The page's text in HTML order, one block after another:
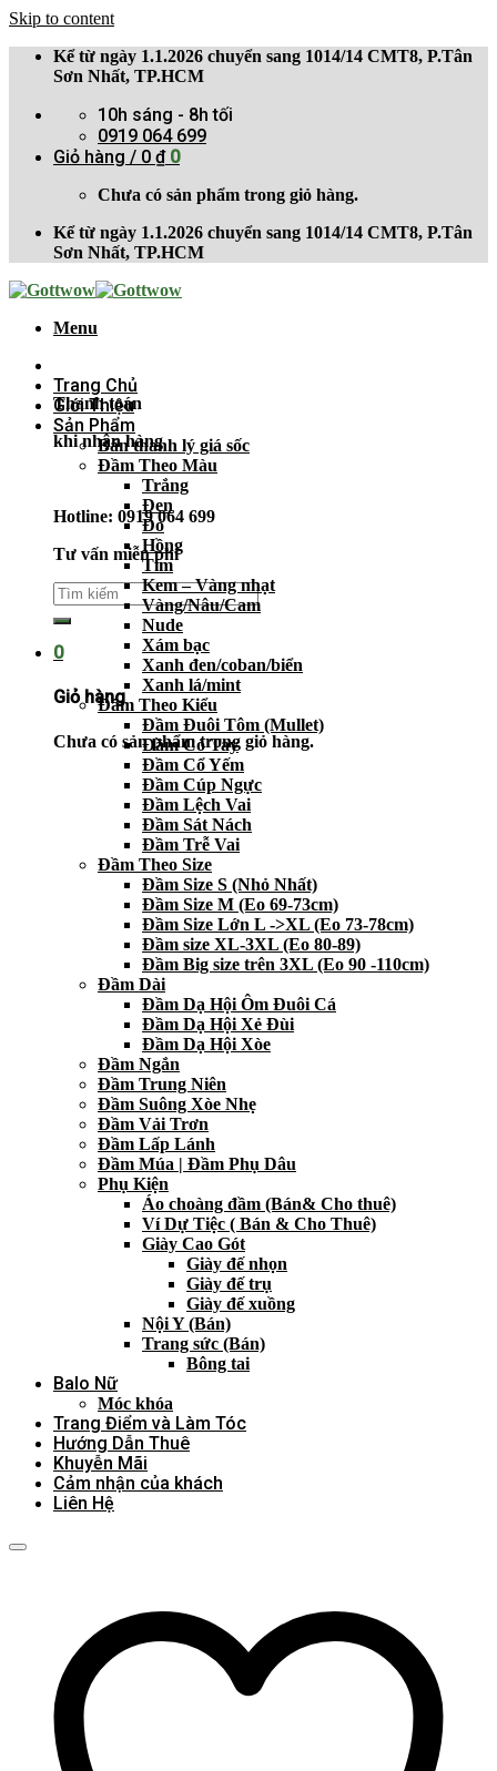
Skip to content
Kể từ ngày 1.1.2026 chuyển sang 1014/14 CMT8, P.Tân
Sơn Nhất, TP.HCM
10h sáng - 8h tối
0919 064 699
Giỏ hàng / 0 ₫ 0
Chưa có sản phẩm trong giỏ hàng.
Kể từ ngày 1.1.2026 chuyển sang 1014/14 CMT8, P.Tân
Sơn Nhất, TP.HCM
Menu
Thanh toán
khi nhận hàng
Hotline: 0919 064 699
Tư vấn miễn phí
0
Giỏ hàng
Chưa có sản phẩm trong giỏ hàng.
Trang Chủ
Giới Thiệu
Sản Phẩm
Bán thanh lý giá sốc
Đầm Theo Màu
Trắng
Đen
Đỏ
Hồng
Tím
Kem – Vàng nhạt
Vàng/Nâu/Cam
Nude
Xám bạc
Xanh đen/coban/biển
Xanh lá/mint
Đầm Theo Kiểu
Đầm Đuôi Tôm (Mullet)
Đầm Có Tay
Đầm Cổ Yếm
Đầm Cúp Ngực
Đầm Lệch Vai
Đầm Sát Nách
Đầm Trễ Vai
Đầm Theo Size
Đầm Size S (Nhỏ Nhất)
Đầm Size M (Eo 69-73cm)
Đầm Size Lớn L ->XL (Eo 73-78cm)
Đầm size XL-3XL (Eo 80-89)
Đầm Big size trên 3XL (Eo 90 -110cm)
Đầm Dài
Đầm Dạ Hội Ôm Đuôi Cá
Đầm Dạ Hội Xẻ Đùi
Đầm Dạ Hội Xòe
Đầm Ngắn
Đầm Trung Niên
Đầm Suông Xòe Nhẹ
Đầm Vải Trơn
Đầm Lấp Lánh
Đầm Múa | Đầm Phụ Dâu
Phụ Kiện
Áo choàng đầm (Bán& Cho thuê)
Ví Dự Tiệc ( Bán & Cho Thuê)
Giày Cao Gót
Giày đế nhọn
Giày đế trụ
Giày đế xuồng
Nội Y (Bán)
Trang sức (Bán)
Bông tai
Balo Nữ
Móc khóa
Trang Điểm và Làm Tóc
Hướng Dẫn Thuê
Khuyễn Mãi
Cảm nhận của khách
Liên Hệ